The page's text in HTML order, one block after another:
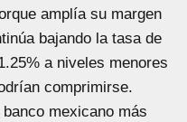
amplía su margen
bajando la tasa de
a niveles menores
comprimirse.
mexicano más